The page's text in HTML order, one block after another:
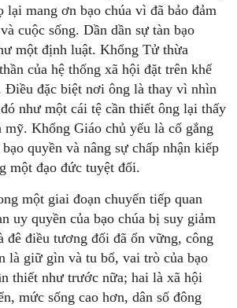
lại mang ơn bạo chúa vì đã bảo đảm
cuộc sống. Dần dần sự tàn bạo
một định luật. Khổng Tử thừa
của hệ thống xã hội đặt trên khế
Điều đặc biệt nơi ông là thay vì nhìn
như một cái tệ cần thiết ông lại thấy
mỹ. Khổng Giáo chủ yếu là cố gắng
quyền và nâng sự chấp nhận kiếp
một đạo đức tuyệt đối.
một giai đoạn chuyển tiếp quan
uy quyền của bạo chúa bị suy giảm
điều tương đối đã ổn vững, công
là giữ gìn và tu bổ, vai trò của bạo
thiết như trước nữa; hai là xã hội
mức sống cao hơn, dân số đông